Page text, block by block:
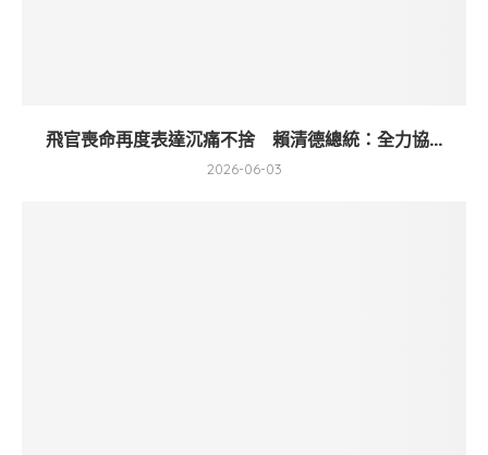
飛官喪命再度表達沉痛不捨 賴清德總統：全力協...
2026-06-03